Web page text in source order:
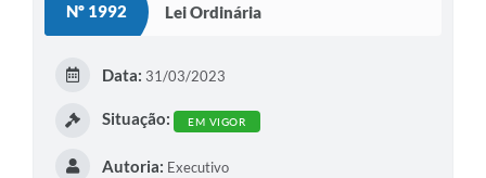
Nº 1992 Lei Ordinária
Data: 31/03/2023
Situação: EM VIGOR
Autoria: Executivo